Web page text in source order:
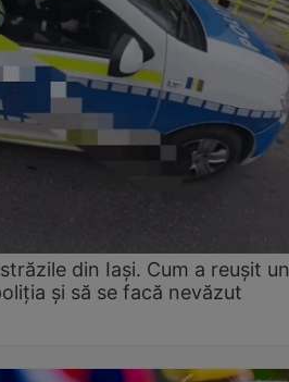
din Iași. Cum a reușit un
și să se facă nevăzut